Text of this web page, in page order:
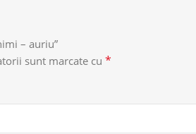
– auriu”
sunt marcate cu *